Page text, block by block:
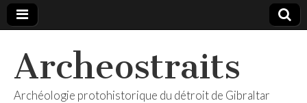
Archeostraits
Archéologie protohistorique du détroit de Gibraltar